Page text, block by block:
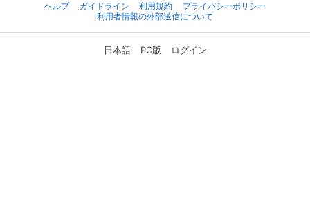
ヘルプ
ガイドライン 利用規約
プライバシーポリシー
利用者情報の外部送信について
日本語 PC版 ログイン